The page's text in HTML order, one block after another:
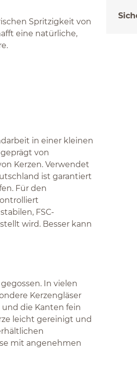
Spritzigkeit von
eine natürliche,
in einer kleinen
von
Kerzen. Verwendet
ist garantiert
Für den
FSC-
wird. Besser kann
In vielen
Kerzengläser
die Kanten fein
leicht gereinigt und
mit angenehmen